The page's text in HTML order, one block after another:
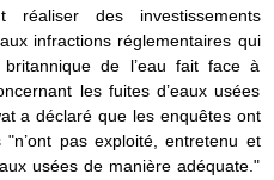
réaliser des investissements
infractions réglementaires qui
de l’eau fait face à
les fuites d’eaux usées
a déclaré que les enquêtes ont
pas exploité, entretenu et
usées de manière adéquate."